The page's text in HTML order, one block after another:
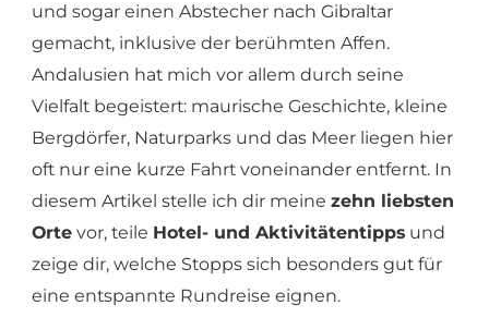
und sogar einen Abstecher nach Gibraltar
gemacht, inklusive der berühmten Affen.
Andalusien hat mich vor allem durch seine
Vielfalt begeistert: maurische Geschichte, kleine
Bergdörfer, Naturparks und das Meer liegen hier
oft nur eine kurze Fahrt voneinander entfernt. In
diesem Artikel stelle ich dir meine zehn liebsten
Orte vor, teile Hotel- und Aktivitätentipps und
zeige dir, welche Stopps sich besonders gut für
eine entspannte Rundreise eignen.